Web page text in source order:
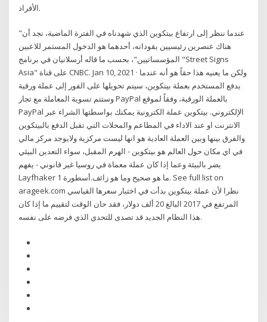
الأفراد.
"عندما ننظر إلى ارتفاع بيتكوين الذي شهدناه في الفترة الماضية، نجد أن
هناك عنصرين رئيسيين يقودانه، أحدهما هو الدخول المستمر للاعبين
المؤسساتيين"، بحسب ما قاله أرسلانيان في برنامج "Street Signs
Asia" على قناة CNBC. Jan 10, 2021 · ولكن ما يعنيه هذا حقاً هو أنه عندما
يدفع المستخدم بعملة بيتكوين، سيتم تحويلها على الفور إلى عملة ورقية
وستتم تسوية المعاملة مع تجار PayPal بالعملة الورقية، وفقاً لموقع
PayPal الإلكتروني. بيتكوين عملة الكترونية يمكنك بواسطتها الشراء عبر
الانترنت او عند الاداء في المطاعم والمحلات التي تقبل الدفع بالبيتكوين
والفرق بينها وبين العملة العادية هو انها ليست مركزية ولايوجد مركز مالي
في اي مكان حول العالم هو بيتكوين - الهرم المقبل، سواء التعدين البيئي
يضر بالبيئة وعما إذا كان عملة معماة في روسيا غير قانوني - يفهم
Layfhaker ما هو صحيح وما هو زائف.أسطورة 1. See full list on
arageek.com نظرا لأن عملة بيتكوين بدأت في اختبار سعرها القياسي
المرتفع في 2017 البالغ 20 ألف دولار، فقد حان الوقت لتقييم ما إذا كان
هذا النظام الجديد قد تصدى للتحدي الذي فرضه على نفسه.